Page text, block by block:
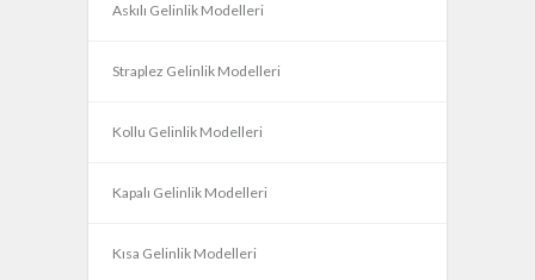
Askılı Gelinlik Modelleri
Straplez Gelinlik Modelleri
Kollu Gelinlik Modelleri
Kapalı Gelinlik Modelleri
Kısa Gelinlik Modelleri